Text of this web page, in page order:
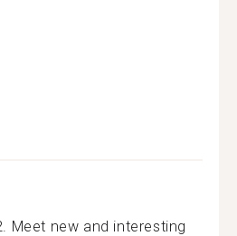
Meet new and interesting